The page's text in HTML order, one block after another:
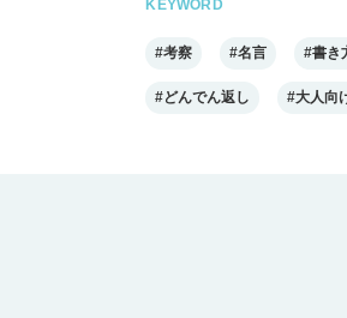
KEYWORD
#考察 #名言 #書き
#どんでん返し #大人向